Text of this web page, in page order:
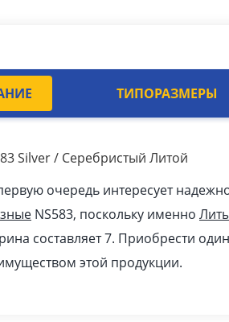
ТИПОРАЗМЕРЫ
Silver / Серебристый Литой
очередь интересует
NS583, поскольку именно
составляет 7. Приобрести
этой продукции.